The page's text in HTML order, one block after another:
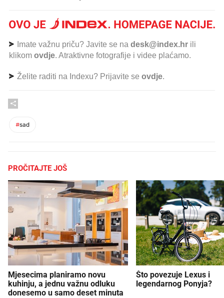
Imate važnu priču? Javite se na desk@index.hr ili
klikom ovdje. Atraktivne fotografije i videe plaćamo.
Želite raditi na Indexu? Prijavite se ovdje.
#sad
PROČITAJTE JOŠ
Mjesecima planiramo novu
kuhinju, a jednu važnu odluku
donesemo u samo deset minuta
Što povezuje Lexus i
legendarnog Ponyja?